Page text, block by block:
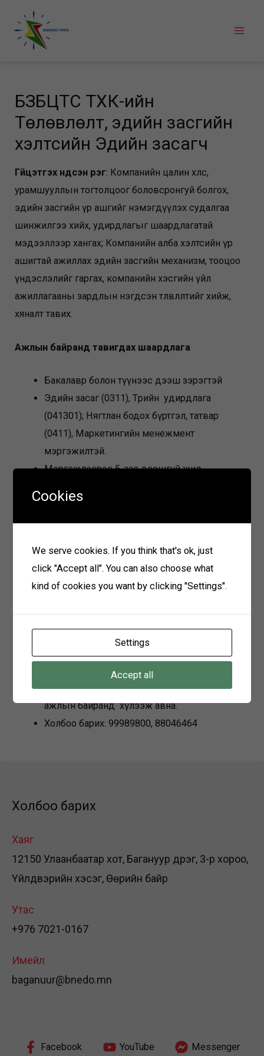
content
БЗӨБЦТС ТӨХК-ийн
Төлөвлөлт, эдийн засгийн
хэлтсийн Эдийн засагч
Гүйцэтгэх үндсэн үүрэг: Компанийн цалин хөлс,
урамшууллын тогтолцоог боловсронгуй болгох,
эдийн засгийн үр ашгийг нэмэгдүүлэх судалгаа
шинжилгээ хийх, удирдлагыг шаардлагатай
мэдээллээр хангах; Компанийн алба хэлтсийн үр
ашигтай ажиллах эдийн засгийн механизм, тооцоо
үндэслэлийг гаргах, компанийн хэсгийн үйл
ажиллагааны зардлын нэгдсэн төлөвлөлтийг хийж,
хяналт тавих.
Ажлын байранд тавигдах шаардлага
Бакалавр болон түүнээс дээш зэрэгтэй
Эдийн засаг (0311), Төрийн удирдлага
(041301); Нягтлан бодох бүртгэл, татвар
(0411), Маркетингийн менежмент
мэргэжилтэй.
Мэргэжлээрээ 5-аас доошгүй жил
Ажилд орохыг хүссэн гар өргөдөл
Анкет
Мэргэжлийн үнэмлэхийн хуулбар
2025 оны 04 дүгээр сарын 21-ний өдрөөс 2025
оны 04 дүгээр сарын 30-ны өдөр хүртэл өөрийн
ажлын байранд хүлээж авна.
Холбоо барих: 99989800, 88046464
Холбоо барих
Хаяг
12150 Улаанбаатар хот, Багануур дүүрэг, 3-р хороо,
Үйлдвэрийн хэсэг, Өөрийн байр
Утас
+976 7021-0167
Имейл
baganuur@bnedo.mn
Facebook YouTube Messenger
Cookies
We serve cookies. If you think that's ok, just
click "Accept all". You can also choose what
kind of cookies you want by clicking "Settings".
Settings
Accept all